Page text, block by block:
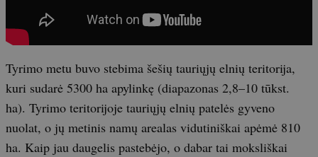
Tyrimo metu buvo stebima šešių tauriųjų elnių teritorija,
kuri sudarė 5300 ha apylinkę (diapazonas 2,8–10 tūkst.
ha). Tyrimo teritorijoje tauriųjų elnių patelės gyveno
nuolat, o jų metinis namų arealas vidutiniškai apėmė 810
ha. Kaip jau daugelis pastebėjo, o dabar tai moksliškai